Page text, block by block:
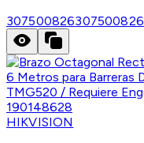
307500826307500826
HIKVISION